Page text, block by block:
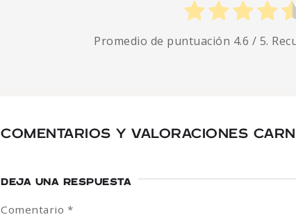
Promedio de puntuación 4.6 / 5.
COMENTARIOS Y VALORACIONES
DEJA UNA RESPUESTA
Comentario *